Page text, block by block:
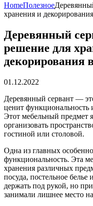
HomeПолезное
хранения и
Деревянный
решение для
декорирования
01.12.2022
Деревянный сервант —
ценит функциональность
Этот мебельный предмет
организовать
гостиной или столовой.
Одна из главных
функциональность. Эта
хранения различных
посуда, постельное
держать под рукой, но
занимали лишнее место